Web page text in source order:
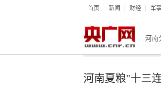
首页 新闻 财经 军
河南
河南夏粮"十三